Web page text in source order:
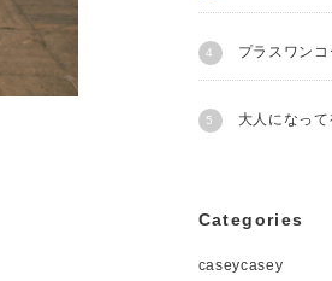
プラスワンコ
大人になっ
Categories
caseycasey